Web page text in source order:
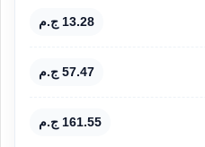
13.28 ج.م
57.47 ج.م
161.55 ج.م